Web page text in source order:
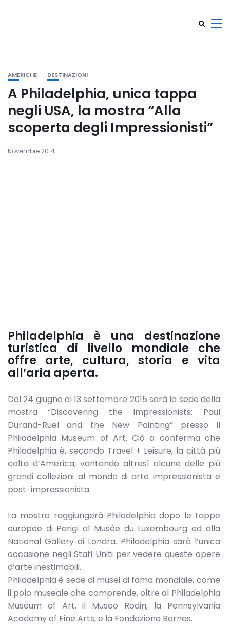
AMERICHE DESTINAZIONI
A Philadelphia, unica tappa
negli USA, la mostra “Alla
scoperta degli Impressionisti”
Novembre 2014
Philadelphia è una destinazione
turistica di livello mondiale che
offre arte, cultura, storia e vita
all’aria aperta.
Dal 24 giugno al 13 settembre 2015 sarà la sede della
mostra “Discovering the Impressionists: Paul
Durand-Ruel and the New Painting” presso il
Philadelphia Museum of Art. Ciò a conferma che
Philadelphia è, secondo Travel + Leisure, la città più
colta d’America, vantando altresì alcune delle più
grandi collezioni al mondo di arte impressionista e
post-impressionista.
La mostra raggiungerà Philadelphia dopo le tappe
europee di Parigi al Musée du Luxembourg ed alla
National Gallery di Londra. Philadelphia sarà l’unica
occasione negli Stati Uniti per vedere queste opere
d’arte inestimabili.
Philadelphia è sede di musei di fama mondiale, come
il polo museale che comprende, oltre al Philadelphia
Museum of Art, il Museo Rodin, la Pennsylvania
Academy of Fine Arts, e la Fondazione Barnes.